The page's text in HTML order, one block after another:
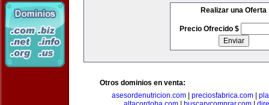
Realizar una Oferta
Precio Ofrecido $
Otros dominios en venta:
asesordenutricion.com
preciosfabrica.com